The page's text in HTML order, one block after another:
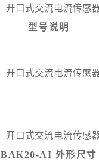
型号说明
BAK20-AI 外形尺寸